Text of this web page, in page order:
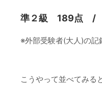
準２級 189点 /
※外部受験者(大人)の記
こうやって並べてみる